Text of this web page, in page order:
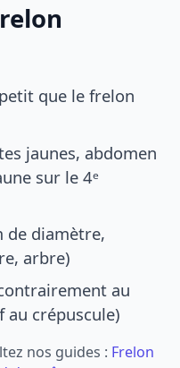
que le frelon
jaunes, abdomen
sur le 4ᵉ
de diamètre,
arbre)
au
au crépuscule)
nos guides : Frelon